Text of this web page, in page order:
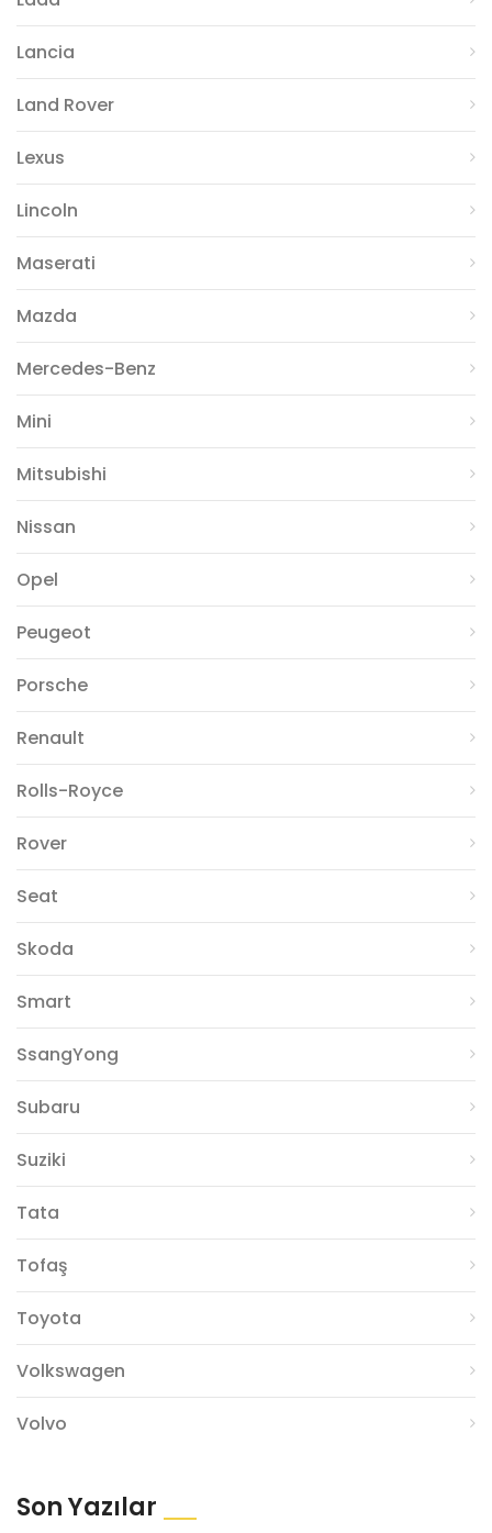
Lancia
Land Rover
Lexus
Lincoln
Maserati
Mazda
Mercedes-Benz
Mini
Mitsubishi
Nissan
Opel
Peugeot
Porsche
Renault
Rolls-Royce
Rover
Seat
Skoda
Smart
SsangYong
Subaru
Suziki
Tata
Tofaş
Toyota
Volkswagen
Volvo
Son Yazılar